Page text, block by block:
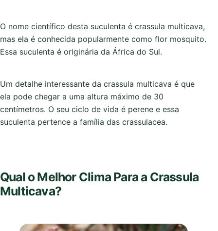
O nome científico desta suculenta é crassula multicava,
mas ela é conhecida popularmente como flor mosquito.
Essa suculenta é originária da África do Sul.
Um detalhe interessante da crassula multicava é que
ela pode chegar a uma altura máximo de 30
centímetros. O seu ciclo de vida é perene e essa
suculenta pertence a família das crassulacea.
Qual o Melhor Clima Para a Crassula
Multicava?